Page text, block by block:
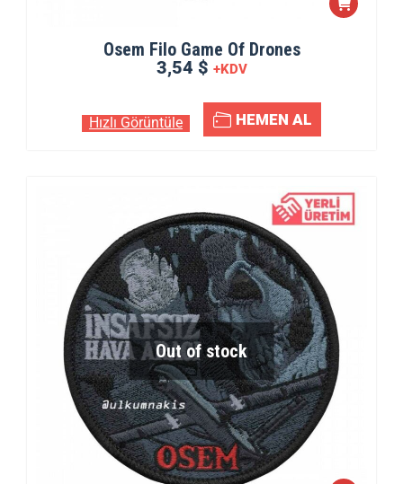
Osem Filo Game Of Drones
3,54 $ +KDV
Hızlı Görüntüle HEMEN AL
Out of stock